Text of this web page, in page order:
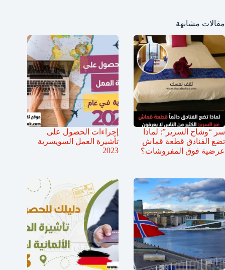
مقالات مشابهة
سر “وشاح السرير”: لماذا
تضع الفنادق قطعة قماش
عرضية فوق المفروشات؟
إجراءات الحصول على
تأشيرة العمل السويسرية
2023